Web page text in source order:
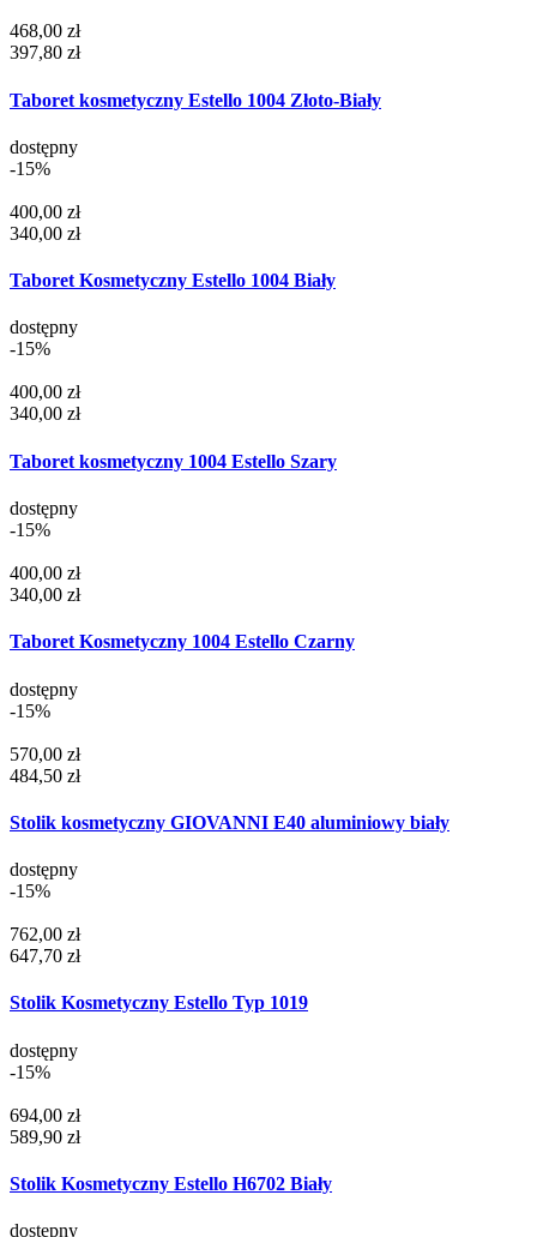
468,00 zł
397,80 zł
Taboret kosmetyczny Estello 1004 Złoto-Biały
dostępny
-15%
400,00 zł
340,00 zł
Taboret Kosmetyczny Estello 1004 Biały
dostępny
-15%
400,00 zł
340,00 zł
Taboret kosmetyczny 1004 Estello Szary
dostępny
-15%
400,00 zł
340,00 zł
Taboret Kosmetyczny 1004 Estello Czarny
dostępny
-15%
570,00 zł
484,50 zł
Stolik kosmetyczny GIOVANNI E40 aluminiowy biały
dostępny
-15%
762,00 zł
647,70 zł
Stolik Kosmetyczny Estello Typ 1019
dostępny
-15%
694,00 zł
589,90 zł
Stolik Kosmetyczny Estello H6702 Biały
dostępny